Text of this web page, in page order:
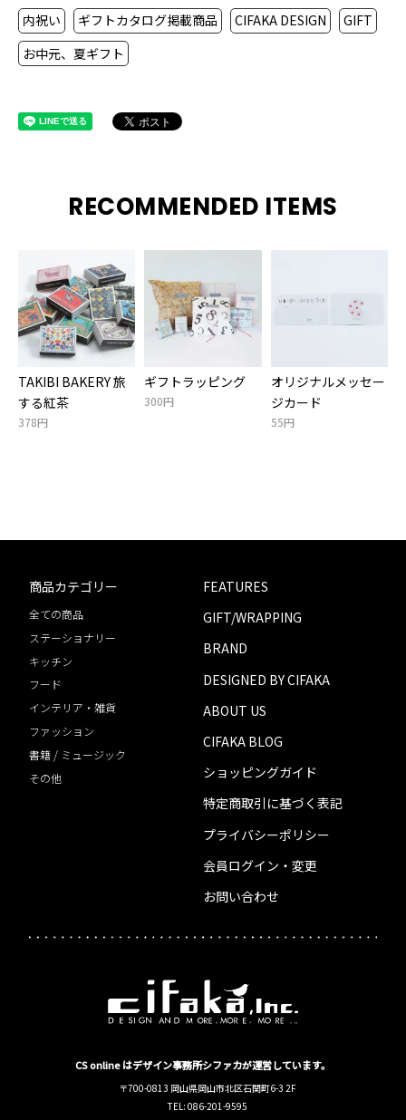
内祝い
ギフトカタログ掲載商品 CIFAKA DESIGN
GIFT
お中元、夏ギフト
RECOMMENDED ITEMS
TAKIBI BAKERY 旅
する紅茶
378円
ギフトラッピング
300円
オリジナルメッセー
ジカード
55円
商品カテゴリー
全ての商品
ステーショナリー
キッチン
フード
インテリア・雑貨
ファッション
書籍 / ミュージック
その他
FEATURES
GIFT/WRAPPING
BRAND
DESIGNED BY CIFAKA
ABOUT US
CIFAKA BLOG
ショッピングガイド
特定商取引に基づく表記
プライバシーポリシー
会員ログイン・変更
お問い合わせ
CS online はデザイン事務所シファカが運営しています。
〒700-0813 岡山県岡山市北区石関町6-3 2F
TEL: 086-201-9595